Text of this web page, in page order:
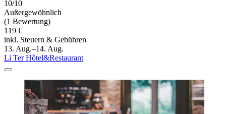
10/10
Außergewöhnlich
(1 Bewertung)
119 €
inkl. Steuern & Gebühren
13. Aug.–14. Aug.
Li Ter Hôtel&Restaurant